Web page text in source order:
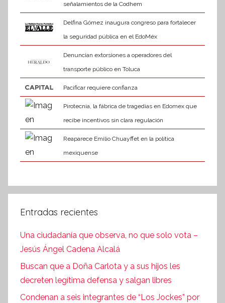
señalamientos de la Codhem
Delfina Gómez inaugura congreso para fortalecer
la seguridad pública en el EdoMéx
Denuncian extorsiones a operadores del
transporte público en Toluca
Pacificar requiere confianza
Pirotecnia, la fábrica de tragedias en Edomex que
recibe incentivos sin clara regulación
Reaparece Emilio Chuayffet en la política
mexiquense
Entradas recientes
Una ciudadanía que observa, no que solo vota –
Jesús Ángel Cadena Alcalá
Buscan que a Doña Carlota y a sus hijos les
decreten legítima defensa y salgan libres
Condenan a seis integrantes de “Los Jockes” por